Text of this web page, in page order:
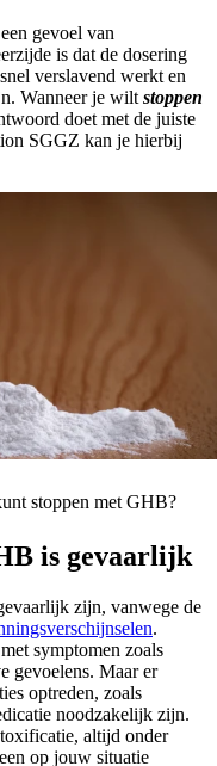
gevoel van
is dat de dosering
verslavend werkt en
Wanneer je wiltstoppen
doet met de juiste
SGGZ kan je hierbij
stoppen met GHB?
is gevaarlijk
zijn, vanwege de
.
symptomen zoals
gevoelens. Maar er
optreden, zoals
noodzakelijk zijn.
altijd onder
op jouw situatie